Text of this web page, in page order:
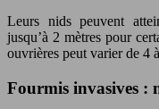
Leurs nids peuvent
jusqu’à 2 mètres pour
ouvrières peut varier de 4
Fourmis invasives :